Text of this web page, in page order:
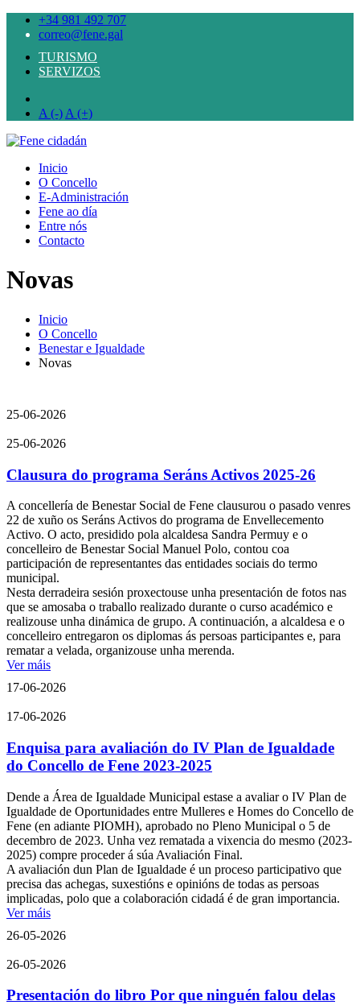
+34 981 492 707
correo@fene.gal
TURISMO
SERVIZOS
A (-) A (+)
Inicio
O Concello
E-Administración
Fene ao día
Entre nós
Contacto
Novas
Inicio
O Concello
Benestar e Igualdade
Novas
25-06-2026
25-06-2026
Clausura do programa Seráns Activos 2025-26
A concellería de Benestar Social de Fene clausurou o pasado venres
22 de xuño os Seráns Activos do programa de Envellecemento
Activo. O acto, presidido pola alcaldesa Sandra Permuy e o
concelleiro de Benestar Social Manuel Polo, contou coa
participación de representantes das entidades sociais do termo
municipal.
Nesta derradeira sesión proxectouse unha presentación de fotos nas
que se amosaba o traballo realizado durante o curso académico e
realizouse unha dinámica de grupo. A continuación, a alcaldesa e o
concelleiro entregaron os diplomas ás persoas participantes e, para
rematar a velada, organizouse unha merenda.
Ver máis
17-06-2026
17-06-2026
Enquisa para avaliación do IV Plan de Igualdade
do Concello de Fene 2023-2025
Dende a Área de Igualdade Municipal estase a avaliar o IV Plan de
Igualdade de Oportunidades entre Mulleres e Homes do Concello de
Fene (en adiante PIOMH), aprobado no Pleno Municipal o 5 de
decembro de 2023. Unha vez rematada a vixencia do mesmo (2023-
2025) compre proceder á súa Avaliación Final.
A avaliación dun Plan de Igualdade é un proceso participativo que
precisa das achegas, suxestións e opinións de todas as persoas
implicadas, polo que a colaboración cidadá é de gran importancia.
Ver máis
26-05-2026
26-05-2026
Presentación do libro Por que ninguén falou delas